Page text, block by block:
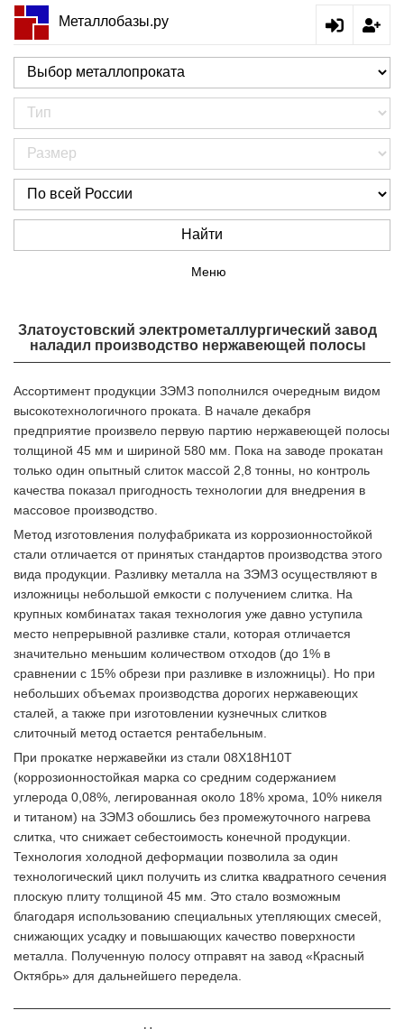
Металлобазы.ру
Найти
Меню
Златоустовский электрометаллургический завод
наладил производство нержавеющей полосы
Ассортимент продукции ЗЭМЗ пополнился очередным видом
высокотехнологичного проката. В начале декабря
предприятие произвело первую партию нержавеющей полосы
толщиной 45 мм и шириной 580 мм. Пока на заводе прокатан
только один опытный слиток массой 2,8 тонны, но контроль
качества показал пригодность технологии для внедрения в
массовое производство.
Метод изготовления полуфабриката из коррозионностойкой
стали отличается от принятых стандартов производства этого
вида продукции. Разливку металла на ЗЭМЗ осуществляют в
изложницы небольшой емкости с получением слитка. На
крупных комбинатах такая технология уже давно уступила
место непрерывной разливке стали, которая отличается
значительно меньшим количеством отходов (до 1% в
сравнении с 15% обрези при разливке в изложницы). Но при
небольших объемах производства дорогих нержавеющих
сталей, а также при изготовлении кузнечных слитков
слиточный метод остается рентабельным.
При прокатке нержавейки из стали 08Х18Н10Т
(коррозионностойкая марка со средним содержанием
углерода 0,08%, легированная около 18% хрома, 10% никеля
и титаном) на ЗЭМЗ обошлись без промежуточного нагрева
слитка, что снижает себестоимость конечной продукции.
Технология холодной деформации позволила за один
технологический цикл получить из слитка квадратного сечения
плоскую плиту толщиной 45 мм. Это стало возможным
благодаря использованию специальных утепляющих смесей,
снижающих усадку и повышающих качество поверхности
металла. Полученную полосу отправят на завод «Красный
Октябрь» для дальнейшего передела.